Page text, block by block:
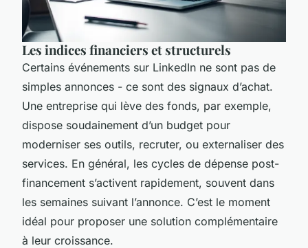
Les indices financiers et structurels
Certains événements sur LinkedIn ne sont pas de
simples annonces - ce sont des signaux d’achat.
Une entreprise qui lève des fonds, par exemple,
dispose soudainement d’un budget pour
moderniser ses outils, recruter, ou externaliser des
services. En général, les cycles de dépense post-
financement s’activent rapidement, souvent dans
les semaines suivant l’annonce. C’est le moment
idéal pour proposer une solution complémentaire
à leur croissance.